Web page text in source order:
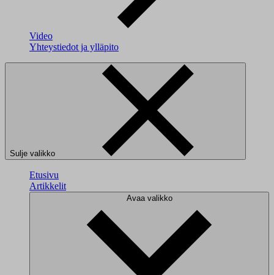
Video
Yhteystiedot ja ylläpito
Sulje valikko
Etusivu
Artikkelit
Avaa valikko